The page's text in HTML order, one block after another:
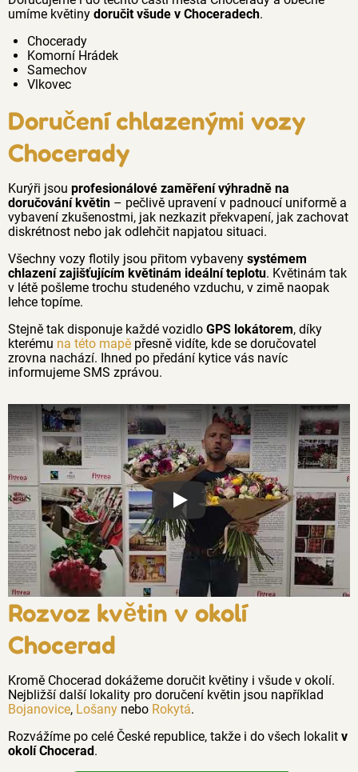
umíme květiny doručit všude v Choceradech.
Chocerady
Komorní Hrádek
Samechov
Vlkovec
Doručení chlazenými vozy
Chocerady
Kurýři jsou profesionálové zaměření výhradně na
doručování květin – pečlivě upravení v padnoucí uniformě a
vybavení zkušenostmi, jak nezkazit překvapení, jak zachovat
diskrétnost nebo jak odlehčit napjatou situaci.
Všechny vozy flotily jsou přitom vybaveny systémem
chlazení zajišťujícím květinám ideální teplotu. Květinám tak
v létě pošleme trochu studeného vzduchu, v zimě naopak
lehce topíme.
Stejně tak disponuje každé vozidlo GPS lokátorem, díky
kterému na této mapě přesně vidíte, kde se doručovatel
zrovna nachází. Ihned po předání kytice vás navíc
informujeme SMS zprávou.
Proč jsou květiny z Florea tak
Rozvoz květin v okolí
Chocerad
Kromě Chocerad dokážeme doručit květiny i všude v okolí.
Nejbližší další lokality pro doručení květin jsou například
Bojanovice, Lošany nebo Rokytá.
Rozvážíme po celé České republice, takže i do všech lokalit v
okolí Chocerad.